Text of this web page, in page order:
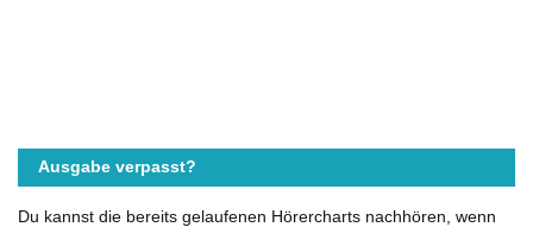
Ausgabe verpasst?
Du kannst die bereits gelaufenen Hörercharts nachhören, wenn